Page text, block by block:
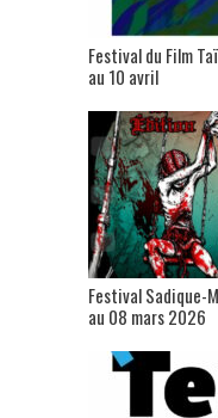
Festival du Film
au 10 avril
Festival Sadique-
au 08 mars 2026